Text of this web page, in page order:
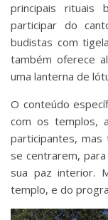
principais rituais
participar do
budistas com
também oferece
uma lanterna de
O conteúdo
com os templos,
participantes,
se centrarem,
sua paz interior.
templo, e do